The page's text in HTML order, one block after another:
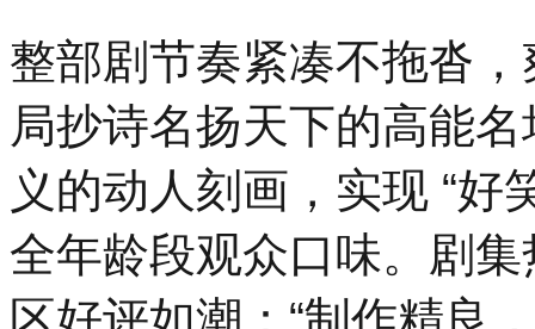
整部剧节奏紧凑不拖沓
局抄诗名扬天下的高能
义的动人刻画，实现 “好
全年龄段观众口味。剧
区好评如潮：“制作精良